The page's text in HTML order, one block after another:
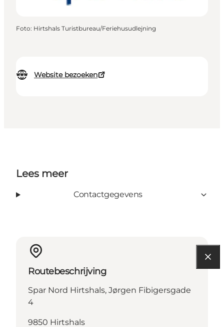
Website bezoeken
Foto: Hirtshals Turistbureau/Feriehusudlejning
Lees meer
Contactgegevens
Routebeschrijving
Spar Nord Hirtshals, Jørgen Fibigersgade
4
9850 Hirtshals